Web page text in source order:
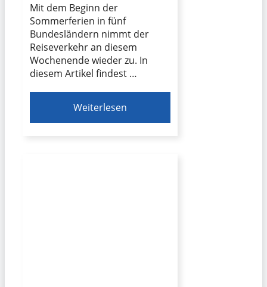
Mit dem Beginn der
Sommerferien in fünf
Bundesländern nimmt der
Reiseverkehr an diesem
Wochenende wieder zu. In
diesem Artikel findest …
Weiterlesen